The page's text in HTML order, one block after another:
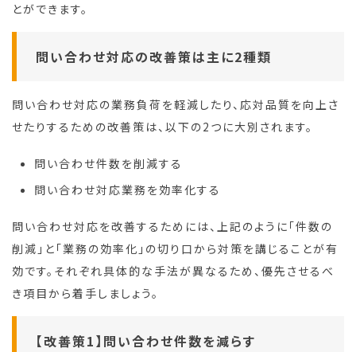
とができます。
問い合わせ対応の改善策は主に2種類
問い合わせ対応の業務負荷を軽減したり、応対品質を向上さ
せたりするための改善策は、以下の2つに大別されます。
問い合わせ件数を削減する
問い合わせ対応業務を効率化する
問い合わせ対応を改善するためには、上記のように「件数の
削減」と「業務の効率化」の切り口から対策を講じることが有
効です。それぞれ具体的な手法が異なるため、優先させるべ
き項目から着手しましょう。
【改善策1】問い合わせ件数を減らす